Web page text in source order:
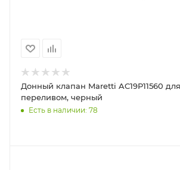
Донный клапан Maretti AC19P11560
переливом, черный
Есть в наличии: 78